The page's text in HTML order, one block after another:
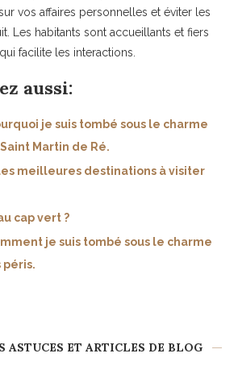
vos affaires personnelles et éviter les
Les habitants sont accueillants et fiers
facilite les interactions.
aussi:
je suis tombé sous le charme
Martin de Ré.
meilleures destinations à visiter
cap vert ?
je suis tombé sous le charme
péris.
ASTUCES ET ARTICLES DE BLOG